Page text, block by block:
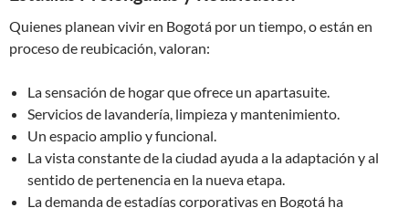
Quienes planean vivir en Bogotá por un tiempo, o están en
proceso de reubicación, valoran:
La sensación de hogar que ofrece un apartasuite.
Servicios de lavandería, limpieza y mantenimiento.
Un espacio amplio y funcional.
La vista constante de la ciudad ayuda a la adaptación y al
sentido de pertenencia en la nueva etapa.
La demanda de estadías corporativas en Bogotá ha